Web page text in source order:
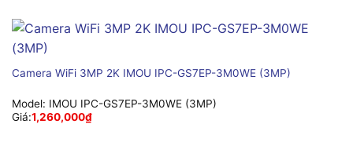
Camera WiFi 3MP 2K IMOU IPC-GS7EP-3M0WE (3MP)
Model: IMOU IPC-GS7EP-3M0WE (3MP)
Giá:1,260,000₫